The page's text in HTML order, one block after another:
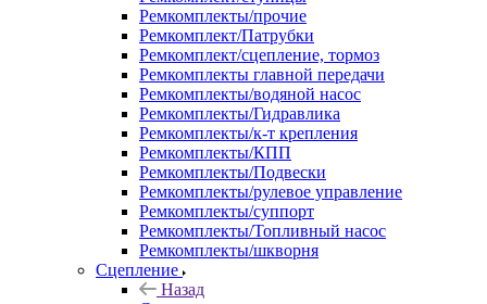
Ремкомплекты/прочие
Ремкомплект/Патрубки
Ремкомплект/сцепление, тормоз
Ремкомплекты главной передачи
Ремкомплекты/водяной насос
Ремкомплекты/Гидравлика
Ремкомплекты/к-т крепления
Ремкомплекты/КПП
Ремкомплекты/Подвески
Ремкомплекты/рулевое управление
Ремкомплекты/суппорт
Ремкомплекты/Топливный насос
Ремкомплекты/шкворня
Сцепление
Назад